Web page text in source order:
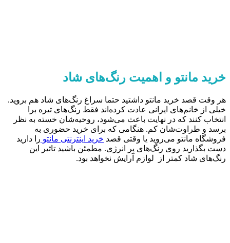
خرید مانتو و اهمیت رنگ‌های شاد
هر وقت قصد خرید مانتو داشتید حتما سراغ رنگ‌های شاد هم بروید.
خیلی از خانم‌های ایرانی عادت کرده‌اند فقط رنگ‌های تیره برا
انتخاب کنند که در نهایت باعث می‌شود، روحیه‌شان خسته به نظر
برسد و طراوت‌شان کم. هنگامی که برای خرید حضوری به
فروشگاه مانتو می‌روید یا وقتی قصد خرید اینترنتی مانتو را دارید
دست بگذارید روی رنگ‌های پر انرژی. مطمئن باشید تاثیر این
رنگ‌های شاد کمتر از لوازم آرایش نخواهد بود.